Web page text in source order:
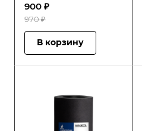
900 ₽
970 ₽
В корзину